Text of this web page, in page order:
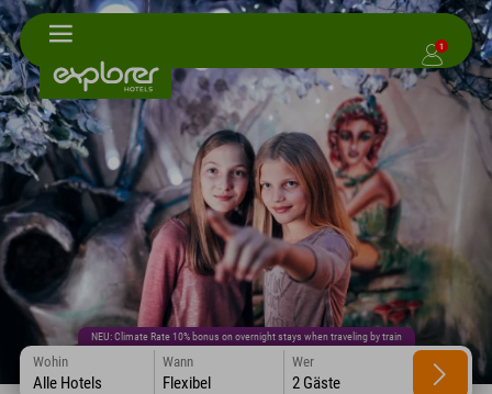
1
NEU: Climate Rate 10% bonus on overnight stays when traveling by train
Wohin
Alle Hotels
Wann
Flexibel
Wer
2 Gäste